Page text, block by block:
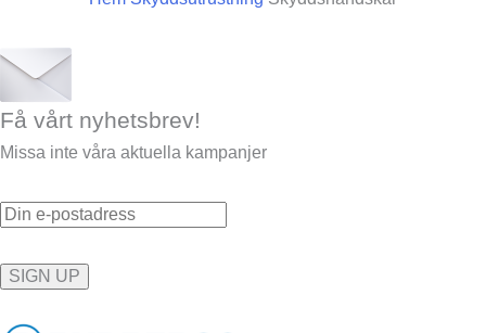
Få vårt nyhetsbrev!
Missa inte våra aktuella kampanjer